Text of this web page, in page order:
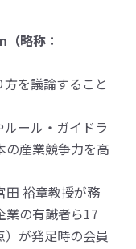
略称：
を議論すること
ール・ガイドラ
の産業競争力を高
田 裕章教授が務
業の有識者ら17
が発足時の会員